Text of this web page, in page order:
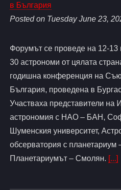
в България
Posted on Tuesday June 23,
Форумът се проведе на 12-13
30 астрономи от цялата
годишна конференция на
България, проведена в
Участваха представители на
астрономия с НАО – БАН,
Шуменския университет,
обсерватория с планетариум
Планетариумът – Смолян. [...]